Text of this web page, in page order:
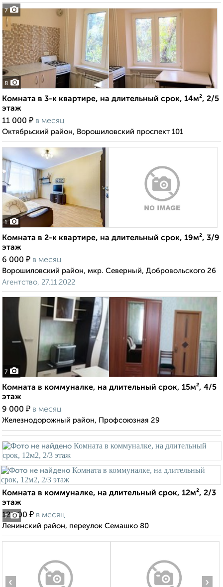
7
8
Комната в 3-к квартире, на длительный срок, 14м², 2/5
этаж
11 000 ₽ в месяц
Октябрьский район, Ворошиловский проспект 101
1
Комната в 2-к квартире, на длительный срок, 19м², 3/9
этаж
6 000 ₽ в месяц
Ворошиловский район, мкр. Северный, Добровольского 26
Агентство, 27.11.2022
7
Комната в коммуналке, на длительный срок, 15м², 4/5
этаж
9 000 ₽ в месяц
Железнодорожный район, Профсоюзная 29
2
Комната в коммуналке, на длительный срок, 12м², 2/3
этаж
12 000 ₽ в месяц
Ленинский район, переулок Семашко 80
‹ ›